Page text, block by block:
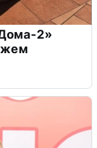
2»